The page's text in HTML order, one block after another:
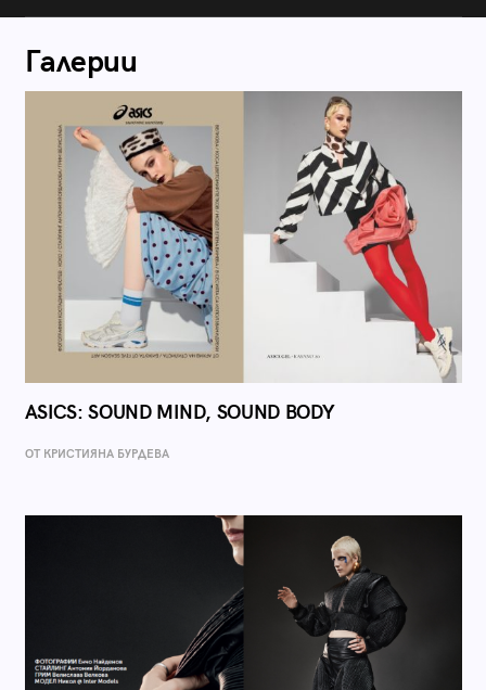
Галерии
ASICS: SOUND MIND, SOUND BODY
ОТ КРИСТИЯНА БУРДЕВА